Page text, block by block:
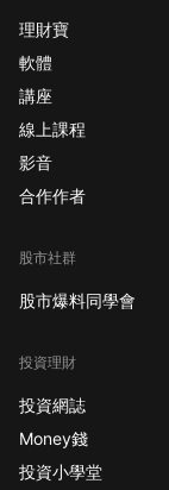
理財寶
軟體
講座
線上課程
影音
合作作者
股市社群
股市爆料同學會
投資理財
投資網誌
Money錢
投資小學堂